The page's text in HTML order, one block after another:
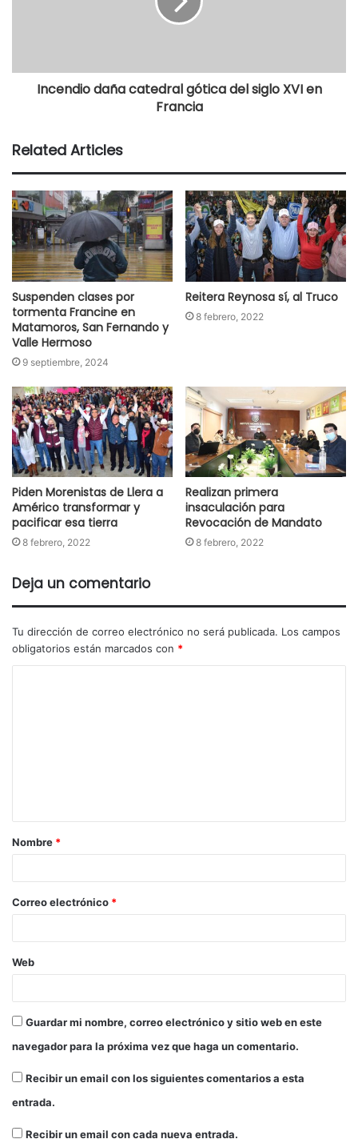
Incendio daña catedral gótica del siglo XVI en
Francia
Related Articles
Suspenden clases por
tormenta Francine en
Matamoros, San Fernando y
Valle Hermoso
9 septiembre, 2024
Reitera Reynosa sí, al Truco
8 febrero, 2022
Piden Morenistas de Llera a
Américo transformar y
pacificar esa tierra
8 febrero, 2022
Realizan primera
insaculación para
Revocación de Mandato
8 febrero, 2022
Deja un comentario
Tu dirección de correo electrónico no será publicada. Los campos
obligatorios están marcados con *
Nombre *
Correo electrónico *
Web
Guardar mi nombre, correo electrónico y sitio web en este
navegador para la próxima vez que haga un comentario.
Recibir un email con los siguientes comentarios a esta
entrada.
Recibir un email con cada nueva entrada.